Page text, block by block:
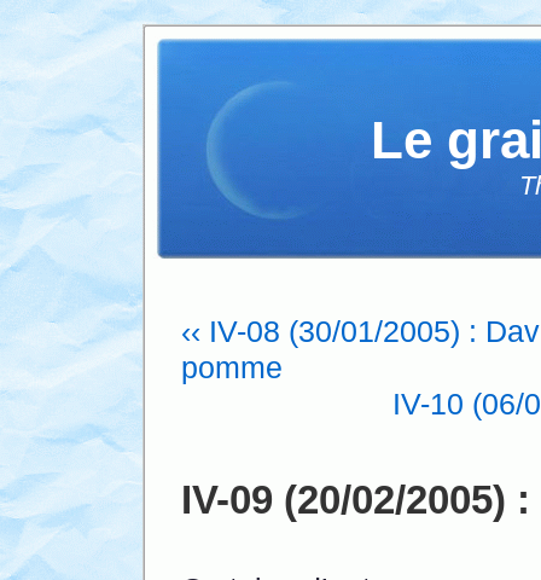
Le
‹‹ IV-08 (30/01/2005) :
pomme
IV-10 (06/
IV-09 (20/02/2005)